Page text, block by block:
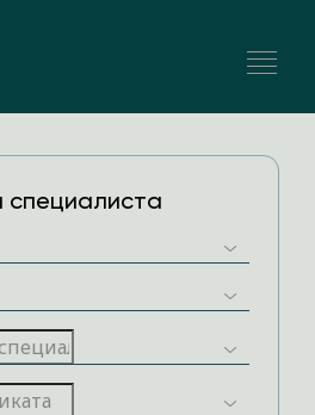
специалиста